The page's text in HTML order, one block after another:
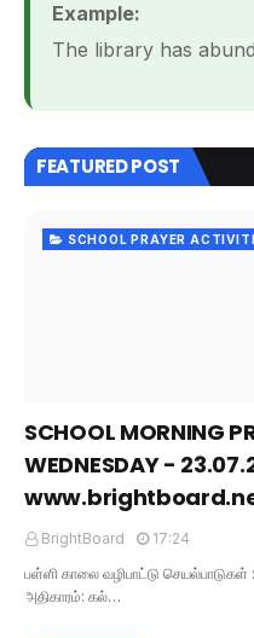
Example:
The library has
FEATURED POST
SCHOOL PRAYER
SCHOOL MORNING
WEDNESDAY -
BrightBoard
17:24
பள்ளி காலை வழிபாட்டு செயல்பாடுகள்
அதிகாரம்: கல்…